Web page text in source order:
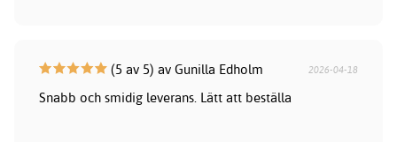
(5 av 5) av Gunilla Edholm 2026-04-18
Snabb och smidig leverans. Lätt att beställa